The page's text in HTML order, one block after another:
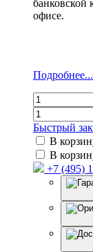
банковской
офисе.
Подробнее...
Быстрый
В
В
+7 (495)